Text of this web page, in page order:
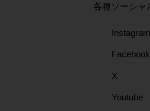
各種ソーシャ
Instagram
Facebook
X
Youtube